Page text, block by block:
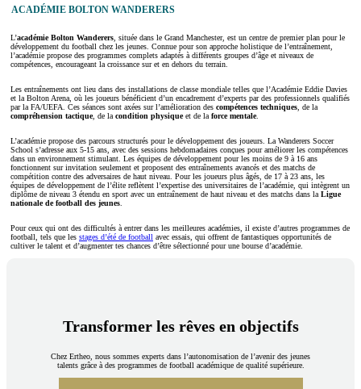
ACADÉMIE BOLTON WANDERERS
L’académie Bolton Wanderers , située dans le Grand Manchester, est un centre de premier plan pour le
développement du football chez les jeunes. Connue pour son approche holistique de l’entraînement,
l’académie propose des programmes complets adaptés à différents groupes d’âge et niveaux de
compétences, encourageant la croissance sur et en dehors du terrain.
Les entraînements ont lieu dans des installations de classe mondiale telles que l’Académie Eddie Davies
et la Bolton Arena, où les joueurs bénéficient d’un encadrement d’experts par des professionnels qualifiés
par la FA/UEFA. Ces séances sont axées sur l’amélioration des compétences techniques , de la
compréhension tactique, de la condition physiqueet de la force mentale.
L’académie propose des parcours structurés pour le développement des joueurs. La Wanderers Soccer
School s’adresse aux 5-15 ans, avec des sessions hebdomadaires conçues pour améliorer les compétences
dans un environnement stimulant. Les équipes de développement pour les moins de 9 à 16 ans
fonctionnent sur invitation seulement et proposent des entraînements avancés et des matchs de
compétition contre des adversaires de haut niveau. Pour les joueurs plus âgés, de 17 à 23 ans, les
équipes de développement de l’élite reflètent l’expertise des universitaires de l’académie, qui intègrent un
diplôme de niveau 3 étendu en sport avec un entraînement de haut niveau et des matchs dans la Ligue
nationale de football des jeunes
Pour ceux qui ont des difficultés à entrer dans les meilleures académies, il existe d’autres programmes de
football, tels que les stages d’été de football avec essais, qui offrent de fantastiques opportunités de
cultiver le talent et d’augmenter tes chances d’être sélectionné pour une bourse d’académie.
Transformer les rêves en objectifs
Chez Ertheo, nous sommes experts dans l’autonomisation de l’avenir des jeunes
talents grâce à des programmes de football académique de qualité supérieure.